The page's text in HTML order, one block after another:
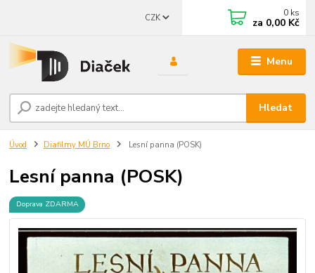
Menu
CZK
Hledat
0 ks
za 0,00 Kč
Úvod Diafilmy MÚ Brno Lesní panna (POSK)
Lesní panna (POSK)
Doprava ZDARMA